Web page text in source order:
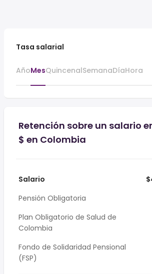
Tasa salarial
AñoMesQuincenalSemanaDíaHora
Retención sobre un salario
$ en Colombia
Salario
Pensión Obligatoria
Plan Obligatorio de Salud de
Colombia
Fondo de Solidaridad Pensional
(FSP)